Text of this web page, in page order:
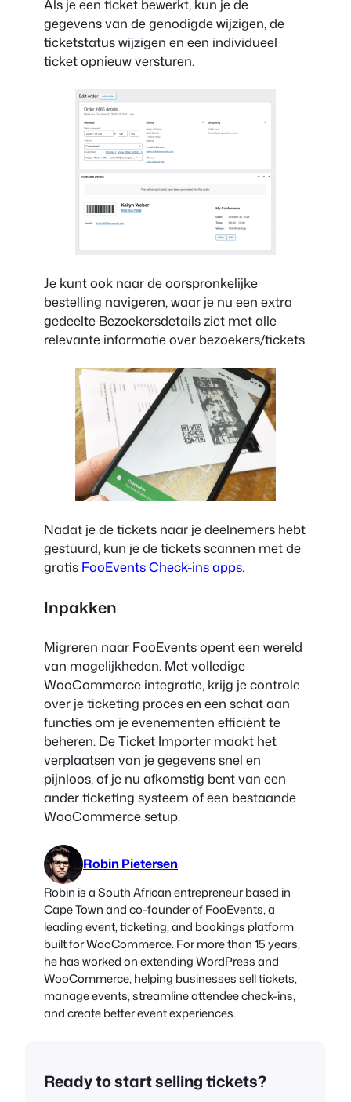
Als je een ticket bewerkt, kun je de
gegevens van de genodigde wijzigen, de
ticketstatus wijzigen en een individueel
ticket opnieuw versturen.
Je kunt ook naar de oorspronkelijke
bestelling navigeren, waar je nu een extra
gedeelte Bezoekersdetails ziet met alle
relevante informatie over bezoekers/tickets.
Nadat je de tickets naar je deelnemers hebt
gestuurd, kun je de tickets scannen met de
gratis FooEvents Check-ins apps.
Inpakken
Migreren naar FooEvents opent een wereld
van mogelijkheden. Met volledige
WooCommerce integratie, krijg je controle
over je ticketing proces en een schat aan
functies om je evenementen efficiënt te
beheren. De Ticket Importer maakt het
verplaatsen van je gegevens snel en
pijnloos, of je nu afkomstig bent van een
ander ticketing systeem of een bestaande
WooCommerce setup.
Robin Pietersen
Robin is a South African entrepreneur based in
Cape Town and co-founder of FooEvents, a
leading event, ticketing, and bookings platform
built for WooCommerce. For more than 15 years,
he has worked on extending WordPress and
WooCommerce, helping businesses sell tickets,
manage events, streamline attendee check-ins,
and create better event experiences.
Ready to start selling tickets?